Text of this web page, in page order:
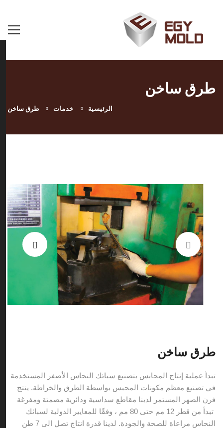
طرق ساخن
الرئيسية خدمات طرق ساخن
طرق ساخن
تبدأ عملية إنتاج المحابس بتصنيع سبائك النحاس الأصفر المستخدمة
في تصنيع معظم مكونات المحبس بواسطة الطرق والخراطة. ينتج
فرن الصهر المستمر لدينا مقاطع سداسية ودائرية مصمتة ومفرغة
تبدأ من قطر 12 مم حتى 80 مم ، وفقًا للمعايير الدولية لسبائك
النحاس مراعاة للصحة والجودة. لدينا قدرة انتاج تصل الى 7 طن